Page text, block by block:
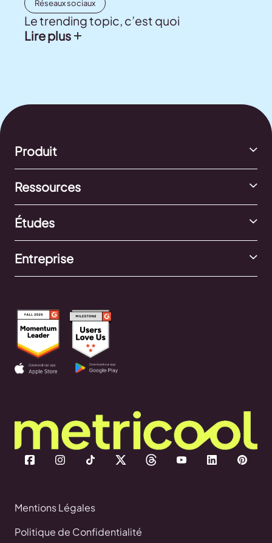
Réseaux sociaux
Le trending topic, c’est quoi
Lire plus
Produit
Ressources
Études
Entreprise
Mentions Légales
Politique de Confidentialité